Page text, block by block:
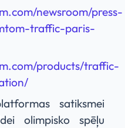
newsroom/press-
traffic-paris-
products/traffic-
satiksmei
olimpisko spēļu